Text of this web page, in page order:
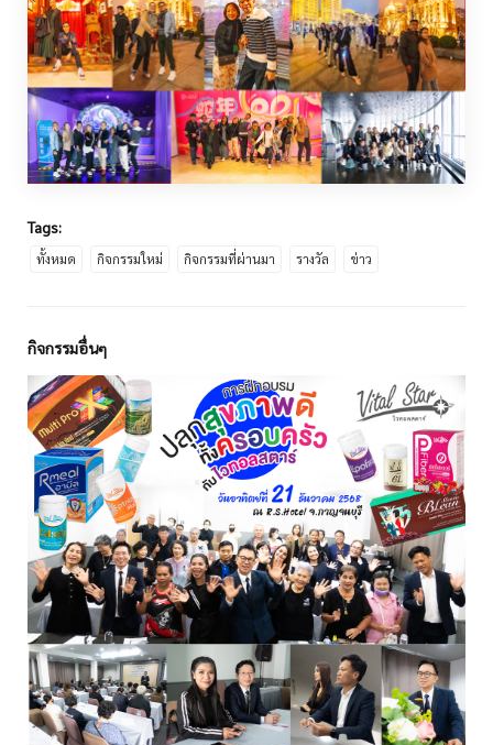
Tags:
ทั้งหมด กิจกรรมใหม่ กิจกรรมที่ผ่านมา รางวัล ข่าว
กิจกรรมอื่นๆ